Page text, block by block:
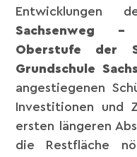
Entwicklungen
Sachsenweg –
Oberstufe der
Grundschule
angestiegenen
Investitionen und
ersten längeren
die Restfläche